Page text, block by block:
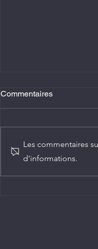
Commentaires
Les commentaires
d'informations.